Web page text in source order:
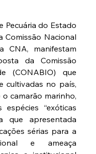
Pecuária do Estado
Comissão Nacional
CNA,
manifestam
da Comissão
(CONABIO) que
cultivadas no país,
camarão marinho,
“exóticas
que apresentada
sérias para a
e ameaça